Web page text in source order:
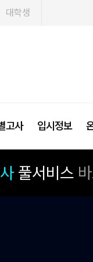
대학생
고사 입시정보
풀서비스